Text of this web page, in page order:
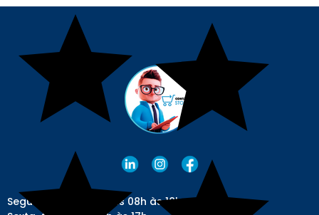
Segunda a quinta: das 08h às 18h